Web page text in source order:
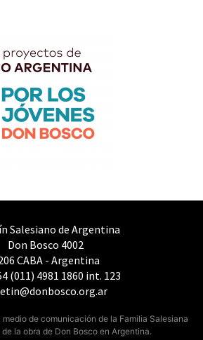
Salesiano de Argentina
Don Bosco 4002
CABA - Argentina
(011) 4981 1860 int. 123
medio de comunicación de la Familia Salesiana
la obra de Don Bosco en Argentina.